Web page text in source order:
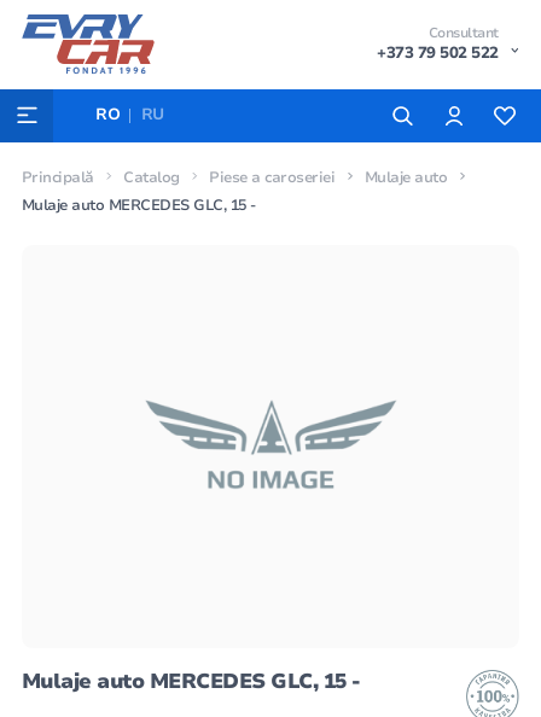
Consultant
+373 79 502 522
RO RU
Principală Catalog Piese a caroseriei
Mulaje auto
Mulaje auto MERCEDES GLC, 15 -
Mulaje auto MERCEDES GLC, 15 -